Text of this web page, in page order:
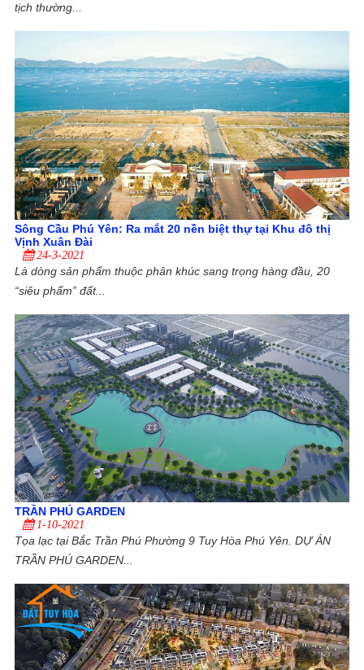
tịch thường...
Sông Cầu Phú Yên: Ra mắt 20 nền biệt thự tại Khu đô thị
Vịnh Xuân Đài
24-3-2021
Là dòng sản phẩm thuộc phân khúc sang trọng hàng đầu, 20
“siêu phẩm” đất...
TRẦN PHÚ GARDEN
1-10-2021
Tọa lạc tại Bắc Trần Phú Phường 9 Tuy Hòa Phú Yên. DỰ ÁN
TRẦN PHÚ GARDEN...